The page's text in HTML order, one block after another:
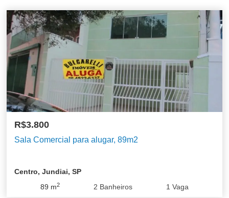
R$3.800
Sala Comercial para alugar, 89m2
Centro, Jundiai, SP
89 m2 2 Banheiros 1 Vaga